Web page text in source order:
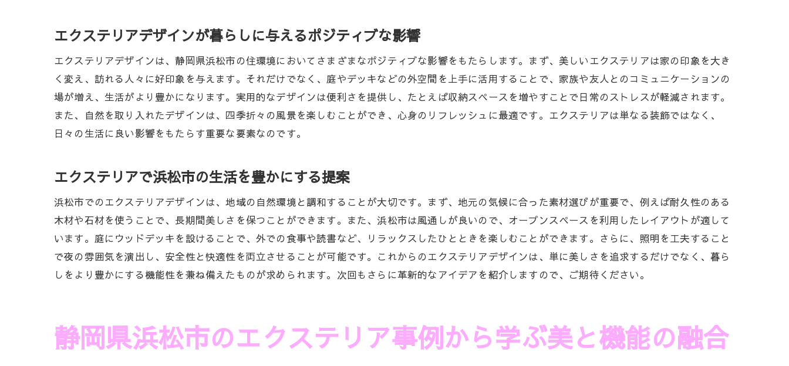
理想のエクステリア空間を実現するためのステップ
エクステリアデザインが叶える夢の生活空間
理想を形にするエクステリアプランニングの秘訣
静岡県浜松市エクステリアで暮らしを彩るためのヒント
浜松市でのエクステリアデザインのポイント紹介
エクステリアデザインで彩る生活の工夫
浜松市特有のエクステリアニーズとその対応法
暮らしに彩りを加えるエクステリアアイディア
エクステリアで実現する快適な生活環境
エクステリアの魅力で浜松市に新たな価値を創造する
エクステリアが地域に与える新しい価値とは
エクステリアで地域活性化を図る方法
エクステリアデザインが暮らしに与えるポジティブな影響
エクステリアデザインは、静岡県浜松市の住環境においてさまざまなポジティブな影響をもたらします。まず、美しいエクステリアは家の印象を大き
く変え、訪れる人々に好印象を与えます。それだけでなく、庭やデッキなどの外空間を上手に活用することで、家族や友人とのコミュニケーションの
場が増え、生活がより豊かになります。実用的なデザインは便利さを提供し、たとえば収納スペースを増やすことで日常のストレスが軽減されます。
また、自然を取り入れたデザインは、四季折々の風景を楽しむことができ、心身のリフレッシュに最適です。エクステリアは単なる装飾ではなく、
日々の生活に良い影響をもたらす重要な要素なのです。
エクステリアで浜松市の生活を豊かにする提案
浜松市でのエクステリアデザインは、地域の自然環境と調和することが大切です。まず、地元の気候に合った素材選びが重要で、例えば耐久性のある
木材や石材を使うことで、長期間美しさを保つことができます。また、浜松市は風通しが良いので、オープンスペースを利用したレイアウトが適して
います。庭にウッドデッキを設けることで、外での食事や読書など、リラックスしたひとときを楽しむことができます。さらに、照明を工夫すること
で夜の雰囲気を演出し、安全性と快適性を両立させることが可能です。これからのエクステリアデザインは、単に美しさを追求するだけでなく、暮ら
しをより豊かにする機能性を兼ね備えたものが求められます。次回もさらに革新的なアイデアを紹介しますので、ご期待ください。
静岡県浜松市のエクステリア事例から学ぶ美と機能の融合